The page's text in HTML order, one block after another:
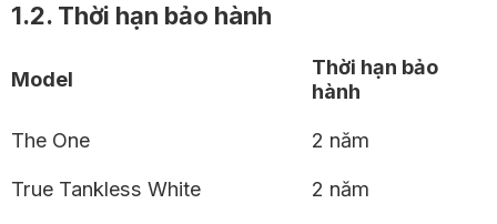
1.2. Thời hạn bảo hành
Model
Thời hạn bảo
hành
The One
2 năm
True Tankless White
2 năm